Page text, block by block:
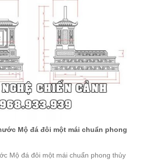
Mộ đá đôi một mái chuẩn phong
Mộ đá đôi một mái chuẩn phong thủy